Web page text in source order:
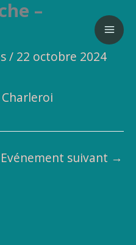
–
/ 22 octobre 2024
Evénement suivant →